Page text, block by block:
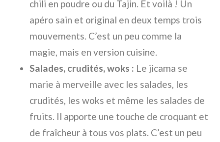
chili en poudre ou du Tajin. Et voilà ! Un
apéro sain et original en deux temps trois
mouvements. C’est un peu comme la
magie, mais en version cuisine.
Salades, crudités, woks : Le jicama se
marie à merveille avec les salades, les
crudités, les woks et même les salades de
fruits. Il apporte une touche de croquant et
de fraîcheur à tous vos plats. C’est un peu